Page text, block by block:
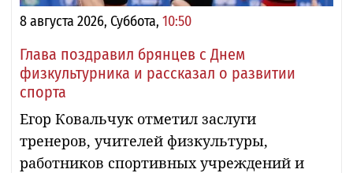
8 августа 2026, Суббота, 10:50
Глава поздравил брянцев с Днем
физкультурника и рассказал о развитии
спорта
Егор Ковальчук отметил заслуги
тренеров, учителей физкультуры,
работников спортивных учреждений и